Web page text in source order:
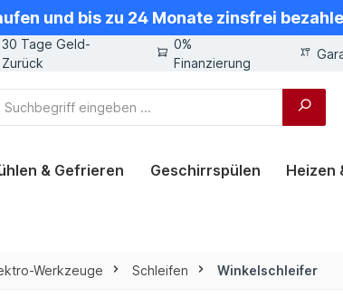
und bis zu 24 Monate zinsfrei
30 Tage Geld-
Zurück
0%
Finanzierung
& Gefrieren Geschirrspülen Heizen
Werkzeuge Schleifen Winkelschleifer